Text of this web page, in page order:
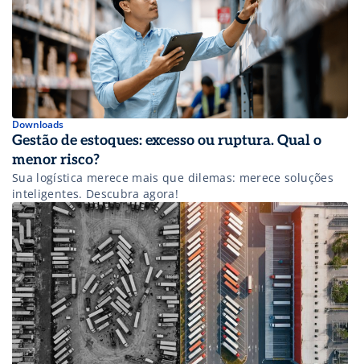
Downloads
Gestão de estoques: excesso ou ruptura. Qual o
menor risco?
Sua logística merece mais que dilemas: merece soluções
inteligentes. Descubra agora!